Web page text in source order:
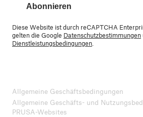
Abonnieren
Diese Website ist durch reCAPTCHA
gelten die Google Datenschutzbestimmungen
Dienstleistungsbedingungen
Allgemeine Geschäftsbedingungen
Allgemeine Geschäfts- und
PRUSA-Websites